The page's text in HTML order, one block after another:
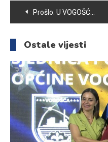
Navigacija
članaka
Prošlo: U VOGOŠĆI ODRŽANA MANIFESTACIJA „DAN PRVAČIĆA“
Ostale vijesti